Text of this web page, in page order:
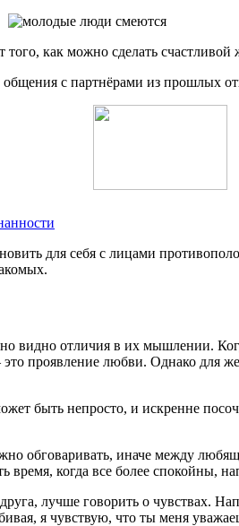
как можно сделать счастливой
общения с партнёрами из
для себя с лицами
видно отличия в их мышлении.
проявление любви. Однако
быть непросто, и искренне
обговаривать, иначе между
время, когда все более спокойны,
лучше говорить о чувствах.
я чувствую, что ты меня